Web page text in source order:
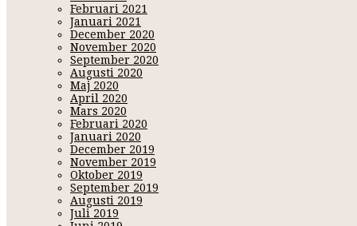
Februari 2021
Januari 2021
December 2020
November 2020
September 2020
Augusti 2020
Maj 2020
April 2020
Mars 2020
Februari 2020
Januari 2020
December 2019
November 2019
Oktober 2019
September 2019
Augusti 2019
Juli 2019